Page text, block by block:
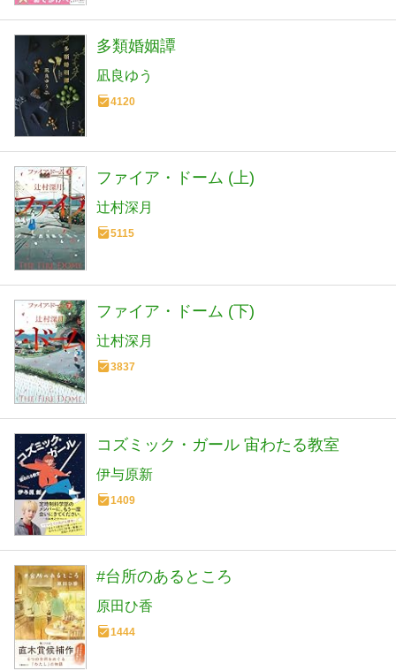
多類婚姻譚
凪良ゆう
4120
ファイア・ドーム (上)
辻村深月
5115
ファイア・ドーム (下)
辻村深月
3837
コズミック・ガール 宙わたる教室
伊与原新
1409
#台所のあるところ
原田ひ香
1444